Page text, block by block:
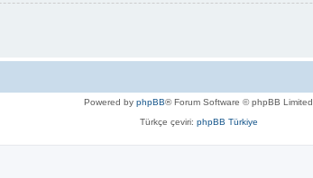
Powered by phpBB® Forum Software © phpBB Limited
Türkçe çeviri: phpBB Türkiye